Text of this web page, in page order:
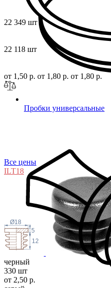
Пробки универсальные
22 349 шт
22 118 шт
от 1,50 р. от 1,80 р. от 1,80 р.
Все цены
ILT18
5
12
Ø18
черный
330 шт
от 2,50 р.